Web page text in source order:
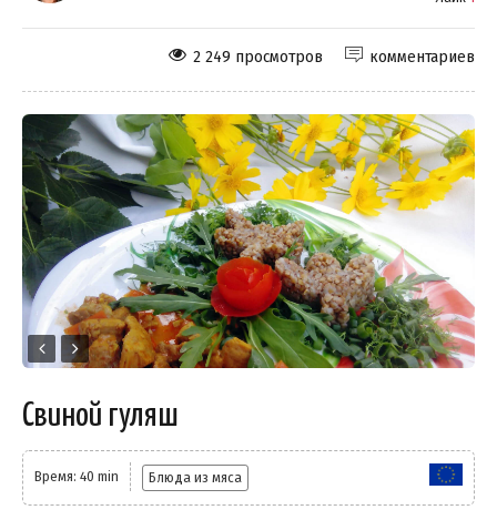
комментариев
2 249 просмотров
Свиной гуляш
Время: 40 min Блюда из мяса